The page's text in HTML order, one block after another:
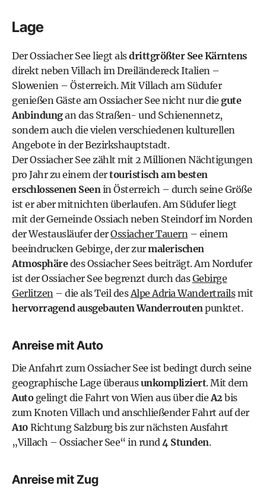
Lage
Der Ossiacher See liegt alsdrittgrößter See Kärntens
direkt neben Villach im Dreiländereck Italien –
Slowenien – Österreich. Mit Villach am Südufer
genießen Gäste am Ossiacher See nicht nur die gute
Anbindungan das Straßen- und Schienennetz,
sondern auch die vielen verschiedenen kulturellen
Angebote in der Bezirkshauptstadt.
Der Ossiacher See zählt mit 2 Millionen Nächtigungen
pro Jahr zu einem dertouristisch am besten
erschlossenen Seenin Österreich – durch seine Größe
ist er aber mitnichten überlaufen. Am Südufer liegt
mit der Gemeinde Ossiach neben Steindorf im Norden
der Westausläufer derOssiacher Tauern– einem
beeindrucken Gebirge, der zurmalerischen
Atmosphäredes Ossiacher Sees beiträgt. Am Nordufer
ist der Ossiacher See begrenzt durch dasGebirge
Gerlitzen– die als Teil desAlpe Adria Wandertrailsmit
hervorragend ausgebauten Wanderroutenpunktet.
Anreise mit Auto
Die Anfahrt zum Ossiacher See ist bedingt durch seine
geographische Lage überausunkompliziert. Mit dem
Autogelingt die Fahrt von Wien aus über dieA2bis
zum Knoten Villach und anschließender Fahrt auf der
A10 Richtung Salzburg bis zur nächsten Ausfahrt
„Villach – Ossiacher See“ in rund4 Stunden.
Anreise mit Zug